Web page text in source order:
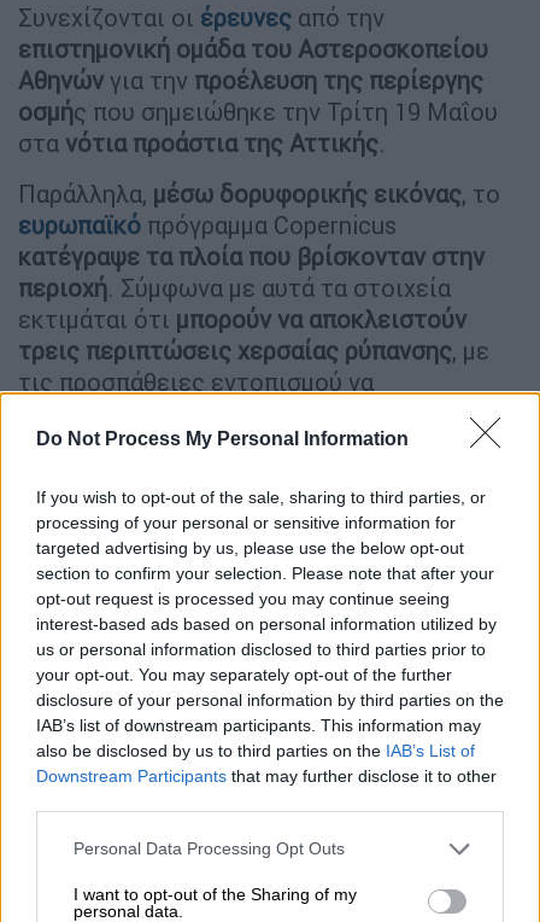
Do Not Process My Personal Information
If you wish to opt-out of the sale, sharing to third parties, or
processing of your personal or sensitive information for
targeted advertising by us, please use the below opt-out
section to confirm your selection. Please note that after your
opt-out request is processed you may continue seeing
interest-based ads based on personal information utilized by
us or personal information disclosed to third parties prior to
your opt-out. You may separately opt-out of the further
disclosure of your personal information by third parties on the
IAB’s list of downstream participants. This information may
also be disclosed by us to third parties on the IAB’s List of
Downstream Participants that may further disclose it to other
Please note that this website/app uses one or more Google
not limited to your visit or usage behaviour. You may click to
Personal Data Processing Opt Outs
I want to opt-out of the Sharing of my
personal data.
Συνεχίζονται οι έρευνες από την
επιστημονική ομάδα του Αστεροσκοπείου
Αθηνών για την προέλευση της περίεργης
οσμής που σημειώθηκε την Τρίτη 19 Μαΐου
στα νότια προάστια της Αττικής.
Παράλληλα, μέσω δορυφορικής εικόνας, το
ευρωπαϊκό πρόγραμμα Copernicus
κατέγραψε τα πλοία που βρίσκονταν στην
περιοχή. Σύμφωνα με αυτά τα στοιχεία
εκτιμάται ότι μπορούν να αποκλειστούν
τρεις περιπτώσεις χερσαίας ρύπανσης, με
τις προσπάθειες εντοπισμού να
ΔΙΑΒΑΣΤΕ ΕΠΙΣΗΣ
Ελλάδα|20.05.2026 21:52
Τι δείχνει η διασπορά για την οσμή
αερίου στην Αττική - Ο χάρτης με τις
«ύποπτες» περιοχές
Ελλάδα|21.05.2026 16:09
Παράνομη εκπομπή υγραερίου το νέο
σενάριο για την οσμή αερίου στην
Την Τρίτη 19 Μαΐου στις 08:00,